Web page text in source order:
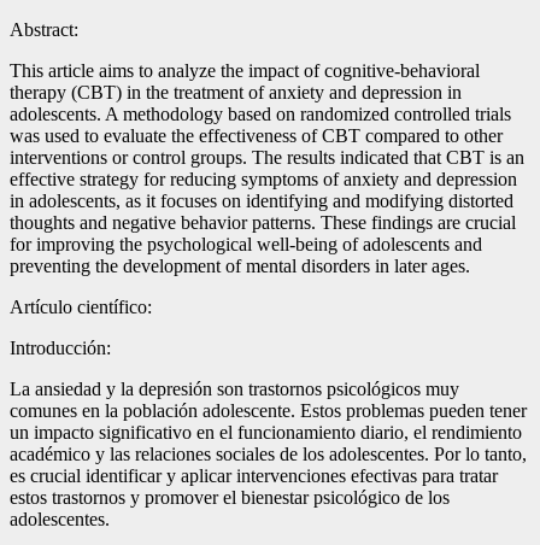
Abstract:
This article aims to analyze the impact of cognitive-behavioral
therapy (CBT) in the treatment of anxiety and depression in
adolescents. A methodology based on randomized controlled trials
was used to evaluate the effectiveness of CBT compared to other
interventions or control groups. The results indicated that CBT is an
effective strategy for reducing symptoms of anxiety and depression
in adolescents, as it focuses on identifying and modifying distorted
thoughts and negative behavior patterns. These findings are crucial
for improving the psychological well-being of adolescents and
preventing the development of mental disorders in later ages.
Artículo científico:
Introducción:
La ansiedad y la depresión son trastornos psicológicos muy
comunes en la población adolescente. Estos problemas pueden tener
un impacto significativo en el funcionamiento diario, el rendimiento
académico y las relaciones sociales de los adolescentes. Por lo tanto,
es crucial identificar y aplicar intervenciones efectivas para tratar
estos trastornos y promover el bienestar psicológico de los
adolescentes.